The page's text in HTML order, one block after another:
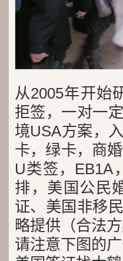
从2005年开始
拒签，一对一
境USA方案，
卡，绿卡，商
U类签，EB1A
排，美国公民
证、美国非移
略提供（合法方
请注意下图的